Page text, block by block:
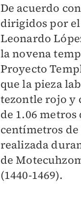
De acuerdo
dirigidos por
Leonardo
la novena
Proyecto
que la pieza
tezontle rojo y
de 1.06
centímetros
realizada
de
(1440-1469).